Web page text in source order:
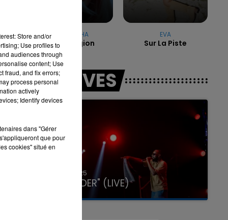
7h00 - 11h00
LA TEAM DE L'ÉTÉ
BEBE REXHA
New Religion
EVA
Sur La Piste
LES LIVES
31 janvier 2025
GIMS "SPIDER" (LIVE)
Store and/or
Use profiles to
audiences through
content; Use
fraud, and fix errors;
process personal
actively
Identify devices
dans "Gérer
que pour
cookies" situé en